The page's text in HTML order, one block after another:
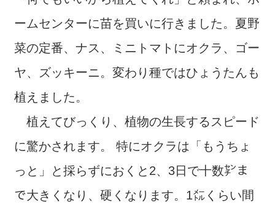
ームセンターに苗を買いに行きました。夏野
菜の定番、ナス、ミニトマトにオクラ、ゴー
ヤ、ズッキーニ。変わり種ではひょうたんも
植えました。
植えてびっくり、植物の生長するスピード
に驚かされます。 特にオクラは「もうちょ
っと」と採らずにおくと2、3日で十数㌢ま
で大きくなり、硬くなります。1㍍くらい間